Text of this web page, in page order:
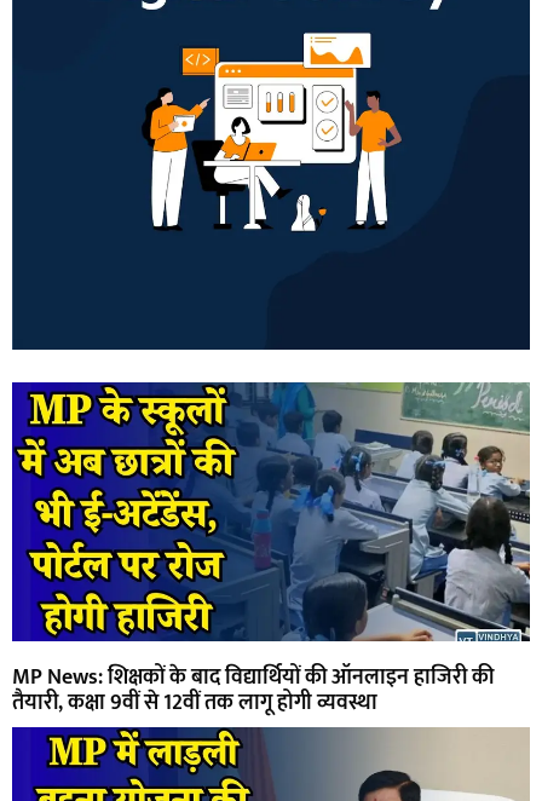
MP News: शिक्षकों के बाद विद्यार्थियों की ऑनलाइन हाजिरी की
तैयारी, कक्षा 9वीं से 12वीं तक लागू होगी व्यवस्था